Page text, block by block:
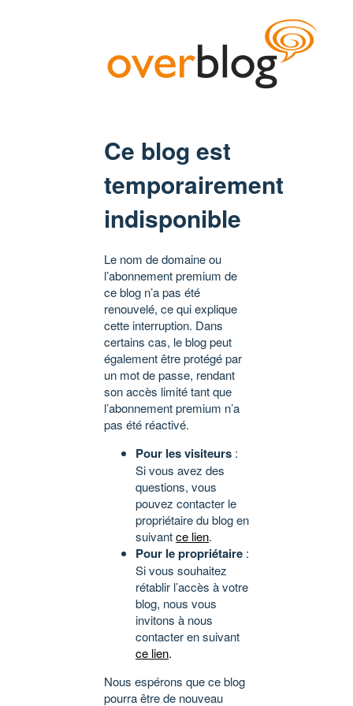
Ce blog est
temporairement
indisponible
Le nom de domaine ou
l’abonnement premium de
ce blog n’a pas été
renouvelé, ce qui explique
cette interruption. Dans
certains cas, le blog peut
également être protégé par
un mot de passe, rendant
son accès limité tant que
l’abonnement premium n’a
pas été réactivé.
Pour les visiteurs :
Si vous avez des
questions, vous
pouvez contacter le
propriétaire du blog en
suivantce lien.
Pour le propriétaire :
Si vous souhaitez
rétablir l’accès à votre
blog, nous vous
invitons à nous
contacter en suivant
ce lien.
Nous espérons que ce blog
pourra être de nouveau